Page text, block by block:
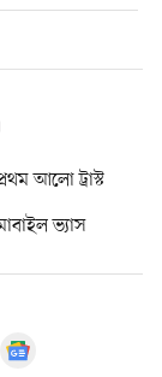
আলো ট্রাস্ট
ভ্যাস